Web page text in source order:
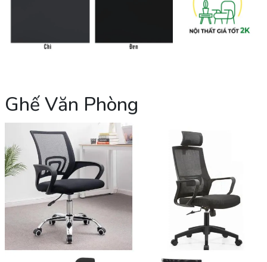
Ghế Văn Phòng